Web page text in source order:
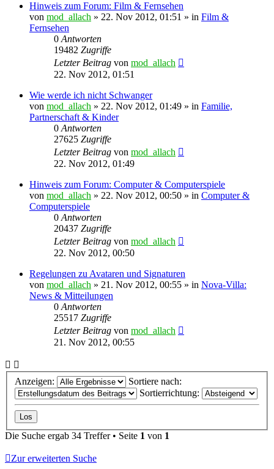
Hinweis zum Forum: Film & Fernsehen
von mod_allach » 22. Nov 2012, 01:51 » in Film &
Fernsehen
0Antworten
19482 Zugriffe
Letzter Beitrag von mod_allach
22. Nov 2012, 01:51
Wie werde ich nicht Schwanger
von mod_allach » 22. Nov 2012, 01:49 » in Familie,
Partnerschaft & Kinder
0Antworten
27625 Zugriffe
Letzter Beitrag von mod_allach
22. Nov 2012, 01:49
Hinweis zum Forum: Computer & Computerspiele
von mod_allach » 22. Nov 2012, 00:50 » in Computer &
Computerspiele
0Antworten
20437 Zugriffe
Letzter Beitrag von mod_allach
22. Nov 2012, 00:50
Regelungen zu Avataren und Signaturen
von mod_allach » 21. Nov 2012, 00:55 » in Nova-Villa:
News & Mitteilungen
0Antworten
25517 Zugriffe
Letzter Beitrag von mod_allach
21. Nov 2012, 00:55
Anzeigen:
Sortiere nach:
Sortierrichtung:
Die Suche ergab 34 Treffer • Seite 1 von 1
Zur erweiterten Suche